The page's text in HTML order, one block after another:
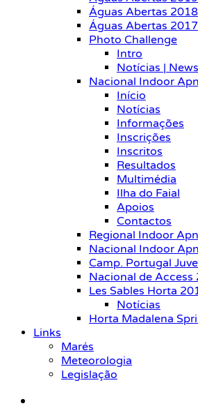
Águas Abertas 2018
Águas Abertas 2017
Photo Challenge
Intro
Notícias | News
Nacional Indoor
Início
Notícias
Informações
Inscrições
Inscritos
Resultados
Multimédia
Ilha do Faial
Apoios
Contactos
Regional Indoor
Nacional Indoor
Camp. Portugal
Nacional de Access
Les Sables Horta
Notícias
Horta Madalena
Links
Marés
Meteorologia
Legislação